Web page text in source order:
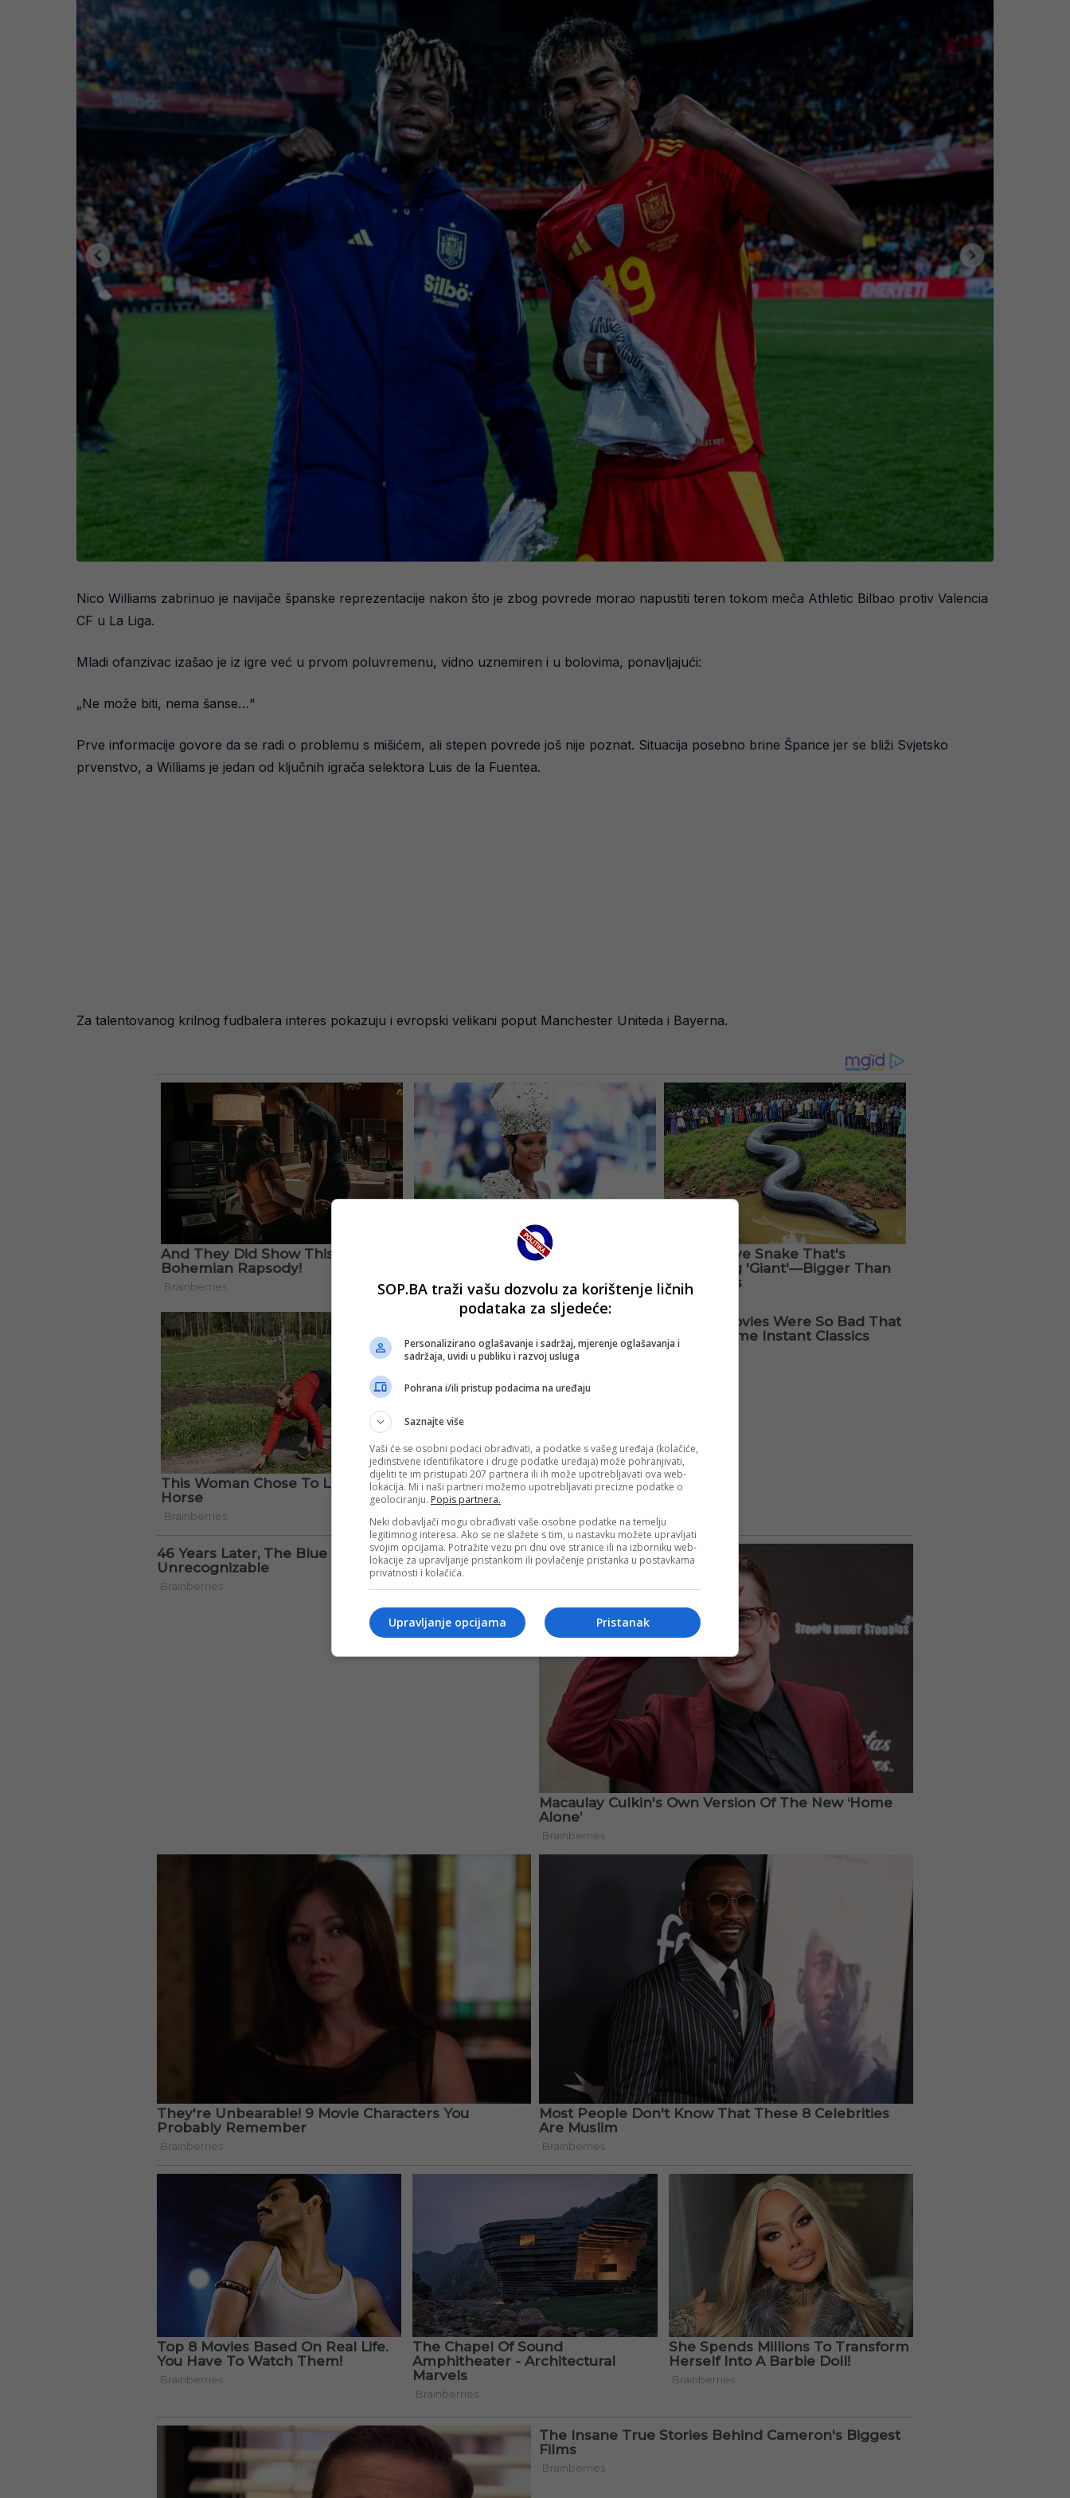
Nico Williams zabrinuo je navijače španske reprezentacije nakon što je zbog povrede morao napustiti teren tokom meča Athletic Bilbao protiv Valencia
CF u La Liga.
Mladi ofanzivac izašao je iz igre već u prvom poluvremenu, vidno uznemiren i u bolovima, ponavljajući:
„Ne može biti, nema šanse…“
Prve informacije govore da se radi o problemu s mišićem, ali stepen povrede još nije poznat. Situacija posebno brine Špance jer se bliži Svjetsko
prvenstvo, a Williams je jedan od ključnih igrača selektora Luis de la Fuentea.
Za talentovanog krilnog fudbalera interes pokazuju i evropski velikani poput Manchester Uniteda i Bayerna.
SOP.BA traži vašu dozvolu za korištenje ličnih
podataka za sljedeće:
Personalizirano oglašavanje i sadržaj, mjerenje oglašavanja i
sadržaja, uvidi u publiku i razvoj usluga
Pohrana i/ili pristup podacima na uređaju
Saznajte više
Vaši će se osobni podaci obrađivati, a podatke s vašeg uređaja (kolačiće,
jedinstvene identifikatore i druge podatke uređaja) može pohranjivati,
dijeliti te im pristupati 207 partnera ili ih može upotrebljavati ova web-
lokacija. Mi i naši partneri možemo upotrebljavati precizne podatke o
geolociranju. Popis partnera.
Neki dobavljači mogu obrađivati vaše osobne podatke na temelju
legitimnog interesa. Ako se ne slažete s tim, u nastavku možete upravljati
svojim opcijama. Potražite vezu pri dnu ove stranice ili na izborniku web-
lokacije za upravljanje pristankom ili povlačenje pristanka u postavkama
privatnosti i kolačića.
Pristanak
Upravljanje opcijama